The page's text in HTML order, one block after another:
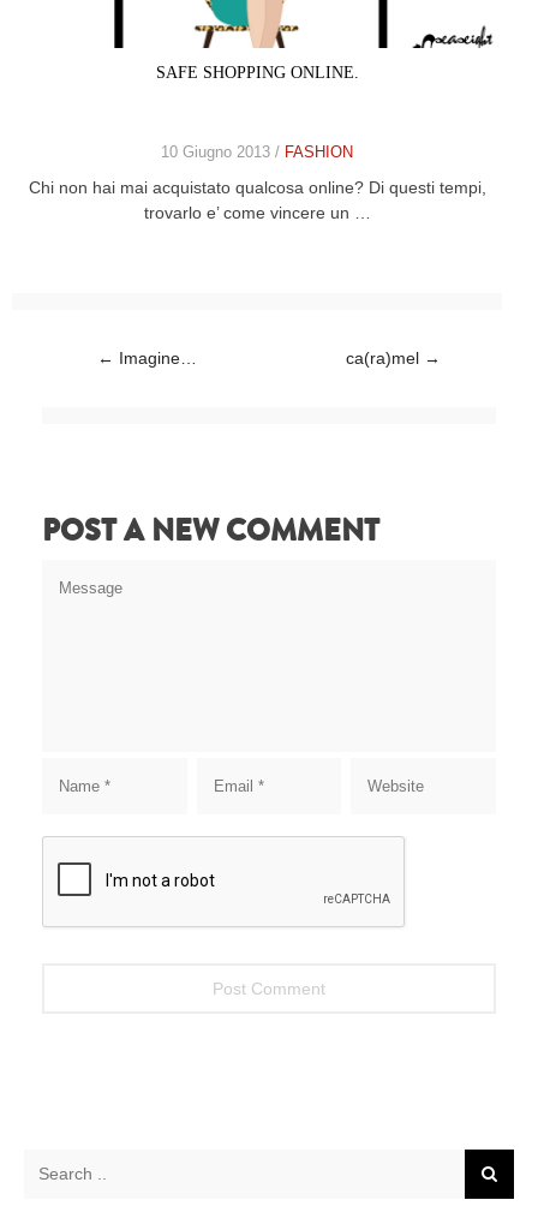
SAFE SHOPPING ONLINE.
10 Giugno 2013 / FASHION
Chi non hai mai acquistato qualcosa online? Di questi tempi,
trovarlo e’ come vincere un …
Post navigation
← Imagine… ca(ra)mel →
POST A NEW COMMENT